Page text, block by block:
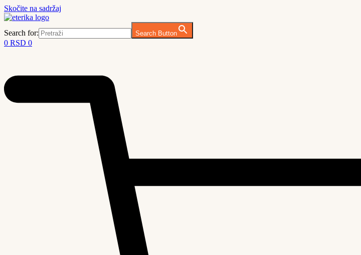
Skočite na sadržaj
Search for: Search Button
0 RSD 0